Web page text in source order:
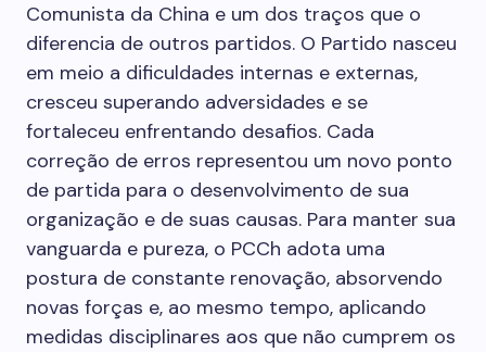
Comunista da China e um dos traços que o
diferencia de outros partidos. O Partido nasceu
em meio a dificuldades internas e externas,
cresceu superando adversidades e se
fortaleceu enfrentando desafios. Cada
correção de erros representou um novo ponto
de partida para o desenvolvimento de sua
organização e de suas causas. Para manter sua
vanguarda e pureza, o PCCh adota uma
postura de constante renovação, absorvendo
novas forças e, ao mesmo tempo, aplicando
medidas disciplinares aos que não cumprem os